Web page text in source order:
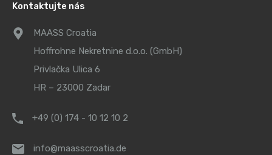
Kontaktujte nás
MAASS Croatia
Hoffrohne Nekretnine d.o.o. (GmbH)
Privlačka Ulica 6
HR – 23000 Zadar
+49 (0) 174 - 10 12 10 2
info@maasscroatia.de